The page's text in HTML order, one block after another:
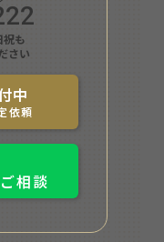
祝も
さい
中
依頼
相談